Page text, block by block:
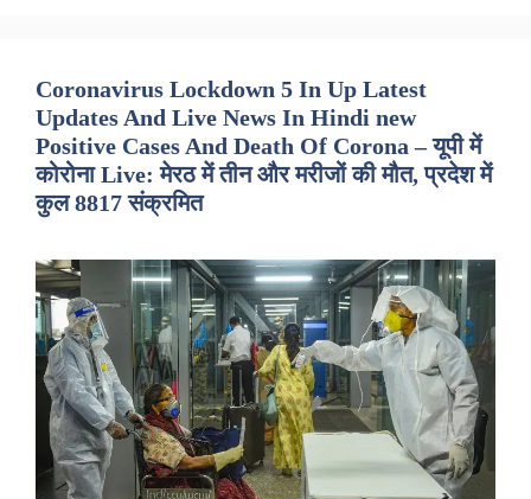
Coronavirus Lockdown 5 In Up Latest
Updates And Live News In Hindi new
Positive Cases And Death Of Corona – यूपी में
कोरोना Live: मेरठ में तीन और मरीजों की मौत, प्रदेश में
कुल 8817 संक्रमित